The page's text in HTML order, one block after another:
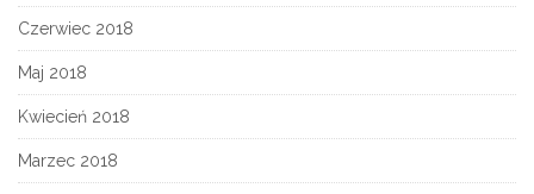
Czerwiec 2018
Maj 2018
Kwiecień 2018
Marzec 2018